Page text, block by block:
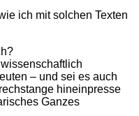
ich mit solchen Texten
– und sei es auch
hineinpresse
Ganzes